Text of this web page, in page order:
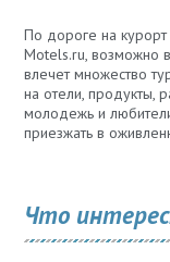
По дороге на
Motels.ru, возможно
влечет множество
на отели, продукты,
молодежь и
приезжать в
Что